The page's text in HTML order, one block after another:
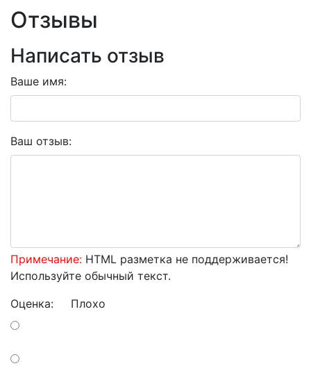
Отзывы
Написать отзыв
Ваше имя:
Ваш отзыв:
Примечание: HTML разметка не поддерживается!
Используйте обычный текст.
Оценка: Плохо